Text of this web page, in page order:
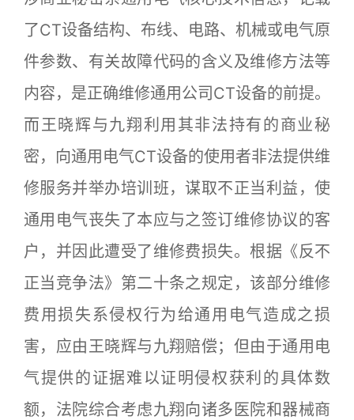
了CT设备结构、布线、电路、机械或电气原
件参数、有关故障代码的含义及维修方法等
内容，是正确维修通用公司CT设备的前提。
而王晓辉与九翔利用其非法持有的商业秘
密，向通用电气CT设备的使用者非法提供维
修服务并举办培训班，谋取不正当利益，使
通用电气丧失了本应与之签订维修协议的客
户，并因此遭受了维修费损失。根据《反不
正当竞争法》第二十条之规定，该部分维修
费用损失系侵权行为给通用电气造成之损
害，应由王晓辉与九翔赔偿；但由于通用电
气提供的证据难以证明侵权获利的具体数
额，法院综合考虑九翔向诸多医院和器械商